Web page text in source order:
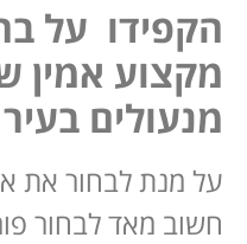
הקפידו על
מקצוע אמין
מנעולים
על מנת לבחור את
חשוב מאד לבחור